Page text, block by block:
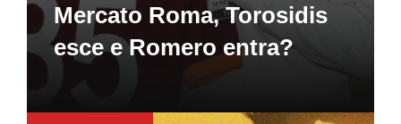
Mercato Roma, Torosidis
esce e Romero entra?